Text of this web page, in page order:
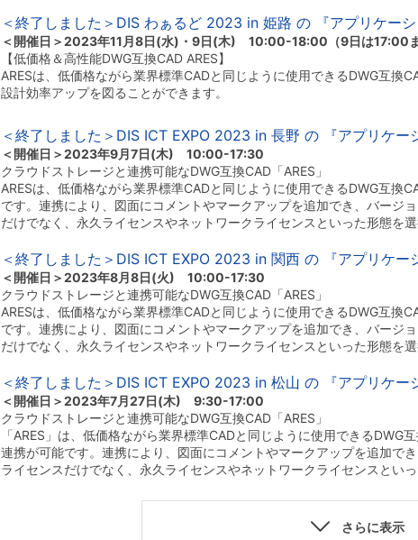
＜終了しました＞DIS わぁるど 2023 in 姫路 の 『アプリケー
＜開催日＞2023年11月8日(水)・9日(木) 10:00-18:00（9日は17:00
【低価格＆高性能DWG互換CAD ARES】
ARESは、低価格ながら業界標準CADと同じように使用できるDWG互換
設計効率アップを図ることができます。
＜終了しました＞DIS ICT EXPO 2023 in 長野 の 『アプリケー
＜開催日＞2023年9月7日(木) 10:00-17:30
クラウドストレージと連携可能なDWG互換CAD「ARES」
ARESは、低価格ながら業界標準CADと同じように使用できるDWG互
です。連携により、図面にコメントやマークアップを追加でき、バージ
だけでなく、永久ライセンスやネットワークライセンスといった形態を
＜終了しました＞DIS ICT EXPO 2023 in 関西 の 『アプリケー
＜開催日＞2023年8月8日(火) 10:00-17:30
クラウドストレージと連携可能なDWG互換CAD「ARES」
ARESは、低価格ながら業界標準CADと同じように使用できるDWG互
です。連携により、図面にコメントやマークアップを追加でき、バージ
だけでなく、永久ライセンスやネットワークライセンスといった形態を
＜終了しました＞DIS ICT EXPO 2023 in 松山 の 『アプリケー
＜開催日＞2023年7月27日(木) 9:30-17:00
クラウドストレージと連携可能なDWG互換CAD「ARES」
「ARES」は、低価格ながら業界標準CADと同じように使用できる
連携が可能です。連携により、図面にコメントやマークアップを追加で
ライセンスだけでなく、永久ライセンスやネットワークライセンスとい
さらに表示